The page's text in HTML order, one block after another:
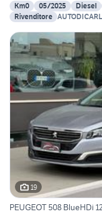
Km0
05/2025 Diesel
Rivenditore
19
PEUGEOT 508 BlueHDi